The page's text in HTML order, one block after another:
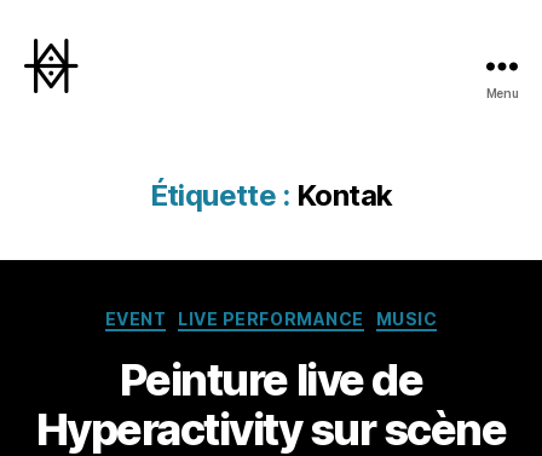
Menu
Étiquette : Kontak
Catégories
EVENT LIVE PERFORMANCE MUSIC
Peinture live de
Hyperactivity sur scène